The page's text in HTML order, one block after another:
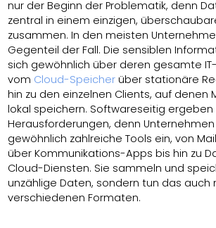
nur der Beginn der Problematik, denn
zentral in einem einzigen,
zusammen. In den meisten
Gegenteil der Fall. Die sensiblen
sich gewöhnlich über deren gesamte
vom Cloud-Speicher über stationäre
hin zu den einzelnen Clients, auf denen
lokal speichern. Softwareseitig
Herausforderungen, denn
gewöhnlich zahlreiche Tools ein, von
über Kommunikations-Apps bis hin zu
Cloud-Diensten. Sie sammeln und
unzählige Daten, sondern tun das auch
verschiedenen Formaten.